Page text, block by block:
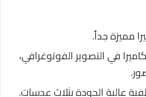
مميزة جداً.
في التصوير الفوتوغرافي،
عالية الجودة بثلاث عدسات.